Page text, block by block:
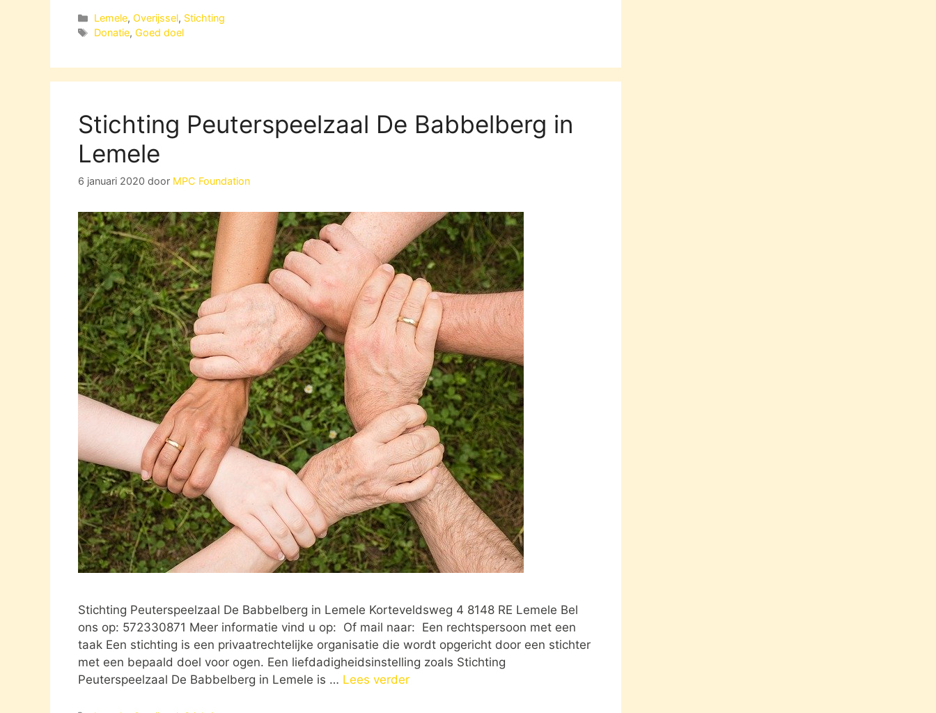
Categorieën
Lemele, Overijssel, Stichting
Tags
Donatie,Goed doel
Stichting Peuterspeelzaal De Babbelberg in
Lemele
6 januari 2020 door MPC Foundation
Stichting Peuterspeelzaal De Babbelberg in Lemele Korteveldsweg 4 8148 RE Lemele Bel
ons op: 572330871 Meer informatie vind u op: Of mail naar: Een rechtspersoon met een
taak Een stichting is een privaatrechtelijke organisatie die wordt opgericht door een stichter
met een bepaald doel voor ogen. Een liefdadigheidsinstelling zoals Stichting
Peuterspeelzaal De Babbelberg in Lemele is … Lees verder